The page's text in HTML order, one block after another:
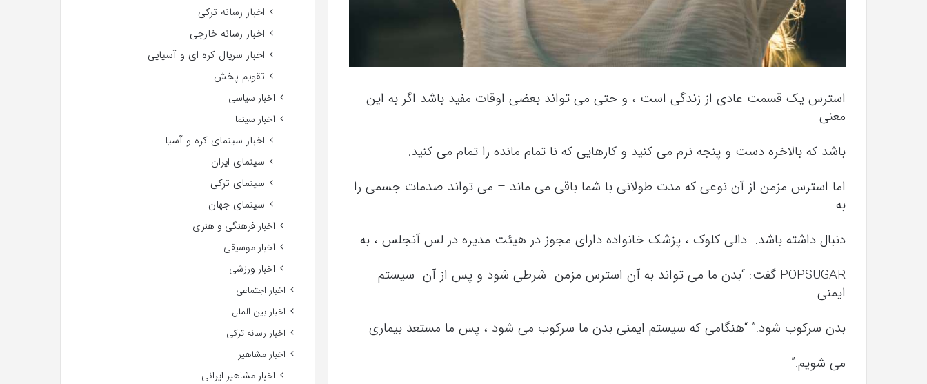
استرس یک قسمت عادی از زندگی است ، و حتی می تواند بعضی اوقات مفید باشد اگر به این
معنی
باشد که بالاخره دست و پنجه نرم می کنید و کارهایی که نا تمام مانده را تمام می کنید.
اما استرس مزمن از آن نوعی که مدت طولانی با شما باقی می ماند – می تواند صدمات جسمی را
به
دنبال داشته باشد. دالی کلوک ، پزشک خانواده دارای مجوز در هیئت مدیره در لس آنجلس ، به
POPSUGAR گفت: “بدن ما می تواند به آن استرس مزمن شرطی شود و پس از آن سیستم
ایمنی
بدن سرکوب شود.” “هنگامی که سیستم ایمنی بدن ما سرکوب می شود ، پس ما مستعد بیماری
می شویم.”
اخبار رسانه ترکی
اخبار رسانه خارجی
اخبار سریال کره ای و آسیایی
تقویم پخش
اخبار سیاسی
اخبار سینما
اخبار سینمای کره و آسیا
سینمای ایران
سینمای ترکی
سینمای جهان
اخبار فرهنگی و هنری
اخبار موسیقی
اخبار ورزشی
اخبار اجتماعی
اخبار بین الملل
اخبار رسانه ترکی
اخبار مشاهیر
اخبار مشاهیر ایرانی